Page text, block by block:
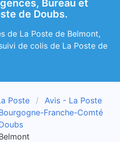
Bureau et
de Doubs.
de La Poste de Belmont,
de colis de La Poste de
Poste
Avis - La Poste
Franche-Comté